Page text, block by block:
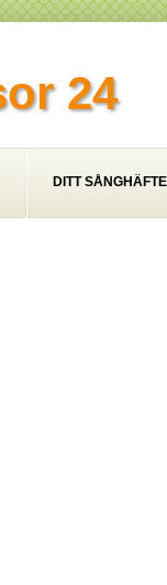
24
DITT SÅNGHÄFTE